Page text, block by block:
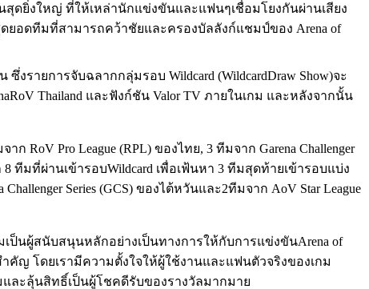
ดยิ่งใหญ่ ที่ให้เหล่านักแข่งขันและแฟนๆเชื่อมโยงกันผ่านเสียง
ยอดทีมที่สามารถคว้าชัยและครองบัลลังก์แชมป์ของ Arena of
รายการจับฉลากกลุ่มรอบ Wildcard (WildcardDraw Show)จะ
Thailand และฟังก์ชัน Valor TV ภายในเกม และหลังจากนั้น
Pro League (RPL) ของไทย, 3 ทีมจาก Garena Challenger
8 ทีมที่ผ่านเข้ารอบWildcard เพื่อเฟ้นหา 3 ทีมสุดท้ายเข้ารอบแบ่ง
Series (GCS) ของไต้หวันและ2ทีมจาก AoV Star League
ป็นผู้สนับสนุนหลักอย่างเป็นทางการให้กับการแข่งขันArena of
ำคัญ โดยเรามีความตั้งใจให้ผู้ใช้งานและแฟนตัวจริงของเกม
ละลุ้นสิทธิ์เป็นผู้โชคดีรับของรางวัลมากมาย